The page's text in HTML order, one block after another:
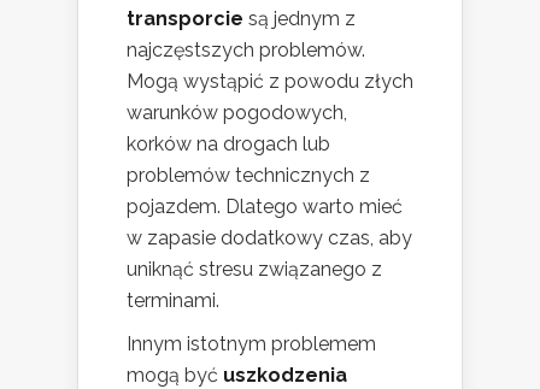
transporcie są jednym z
najczęstszych problemów.
Mogą wystąpić z powodu złych
warunków pogodowych,
korków na drogach lub
problemów technicznych z
pojazdem. Dlatego warto mieć
w zapasie dodatkowy czas, aby
uniknąć stresu związanego z
terminami.
Innym istotnym problemem
mogą być uszkodzenia